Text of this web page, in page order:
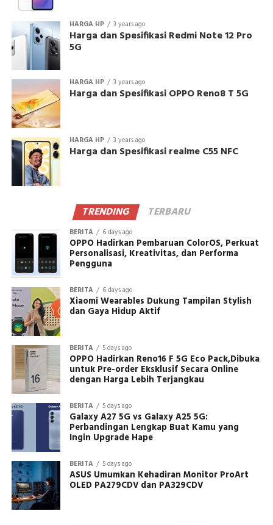
HARGA HP 3 years ago
Harga dan Spesifikasi Redmi Note 12 Pro
5G
HARGA HP 3 years ago
Harga dan Spesifikasi OPPO Reno8 T 5G
HARGA HP 3 years ago
Harga dan Spesifikasi realme C55 NFC
TRENDING TERBARU
BERITA 6 days ago
OPPO Hadirkan Pembaruan ColorOS, Perkuat
Personalisasi, Kreativitas, dan Performa
Pengguna
BERITA 6 days ago
Xiaomi Wearables Dukung Tampilan Stylish
dan Gaya Hidup Aktif
BERITA 5 days ago
OPPO Hadirkan Reno16 F 5G Eco Pack,Dibuka
untuk Pre-order Eksklusif Secara Online
dengan Harga Lebih Terjangkau
BERITA 5 days ago
Galaxy A27 5G vs Galaxy A25 5G:
Perbandingan Lengkap Buat Kamu yang
Ingin Upgrade Hape
BERITA 5 days ago
ASUS Umumkan Kehadiran Monitor ProArt
OLED PA279CDV dan PA329CDV